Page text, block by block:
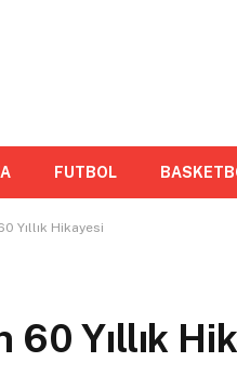
FUTBOL
Yıllık Hikayesi
60 Yıllık